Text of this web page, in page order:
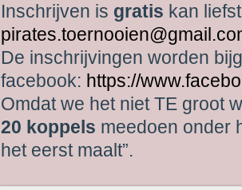
Inschrijven is gratis kan
De inschrijvingen worden
facebook: https://
Omdat we het niet TE groot
20 koppels meedoen onder
het eerst maalt”.